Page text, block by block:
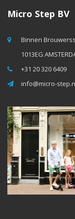
Micro Step BV
Binnen
1013EG
+31 20 320 6409
info@micro-